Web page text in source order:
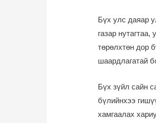
Бүх улс даяар
газар
төрөлхтөн дор
шаардлагатай
Бүх зүйл сайн
бүлийнхээ
хамгаалах